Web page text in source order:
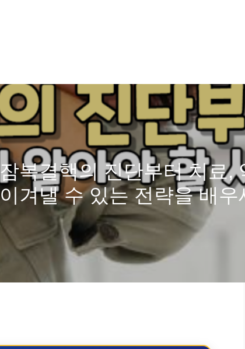
복결핵의 진단부터 치료,
겨낼 수 있는 전략을 배우